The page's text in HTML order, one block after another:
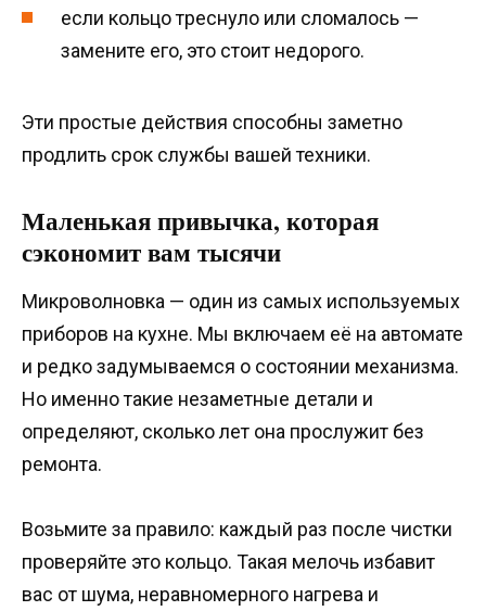
если кольцо треснуло или сломалось —
замените его, это стоит недорого.
Эти простые действия способны заметно
продлить срок службы вашей техники.
Маленькая привычка, которая
сэкономит вам тысячи
Микроволновка — один из самых используемых
приборов на кухне. Мы включаем её на автомате
и редко задумываемся о состоянии механизма.
Но именно такие незаметные детали и
определяют, сколько лет она прослужит без
ремонта.
Возьмите за правило: каждый раз после чистки
проверяйте это кольцо. Такая мелочь избавит
вас от шума, неравномерного нагрева и